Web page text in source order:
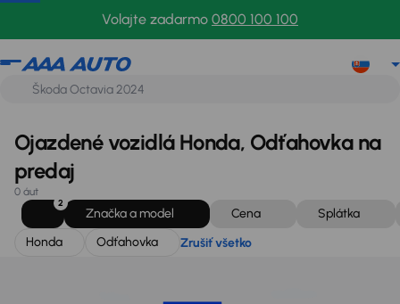
Volajte zadarmo 0800 100 100
Honda
Ojazdené vozidlá Honda, Odťahovka na
predaj
0 áut
2
Značka a model Cena
Splátka
Honda
Odťahovka Zrušiť všetko